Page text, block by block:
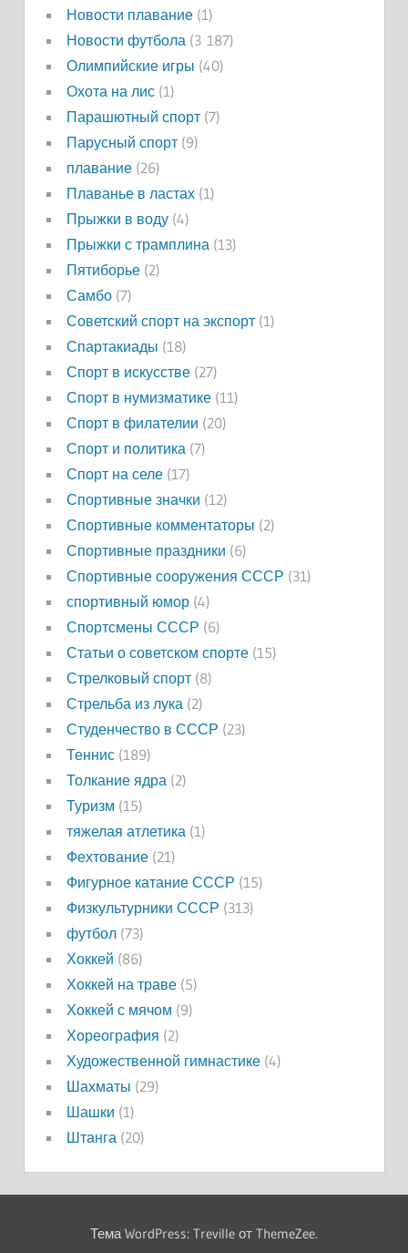
Новости плавание(1)
Новости футбола(3 187)
Олимпийские игры (40)
Охота на лис(1)
Парашютный спорт(7)
Парусный спорт(9)
плавание(26)
Плаванье в ластах(1)
Прыжки в воду(4)
Прыжки с трамплина(13)
Пятиборье(2)
Самбо(7)
Советский спорт на экспорт(1)
Спартакиады (18)
Спорт в искусстве(27)
Спорт в нумизматике(11)
Спорт в филателии (20)
Спорт и политика(7)
Спорт на селе(17)
Спортивные значки (12)
Спортивные комментаторы (2)
Спортивные праздники (6)
Спортивные сооружения СССР (31)
спортивный юмор(4)
Спортсмены СССР (6)
Статьи о советском спорте(15)
Стрелковый спорт(8)
Стрельба из лука(2)
Студенчество в СССР (23)
Теннис(189)
Толкание ядра(2)
Туризм (15)
тяжелая атлетика(1)
Фехтование(21)
Фигурное катание СССР (15)
Физкультурники СССР (313)
футбол(73)
Хоккей (86)
Хоккей на траве(5)
Хоккей с мячом (9)
Хореография (2)
Художественной гимнастике(4)
Шахматы (29)
Шашки (1)
Штанга(20)
Тема WordPress: Treville от ThemeZee.